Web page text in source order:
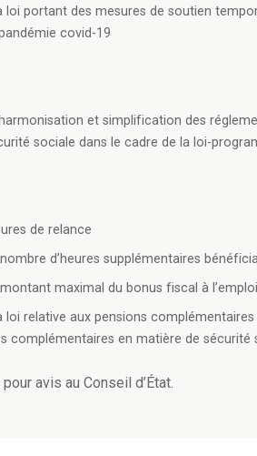
portant des mesures de soutien
covid-19
et simplification des
sociale dans le cadre de la loi-
de relance
d’heures supplémentaires
maximal du bonus fiscal à l’emploi
relative aux pensions
complémentaires en matière de sécurité
avis au Conseil d’État.